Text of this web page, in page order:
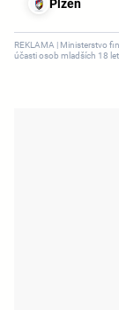
Plzeň
REKLAMA | Ministerstvo
účasti osob mladších 18 let